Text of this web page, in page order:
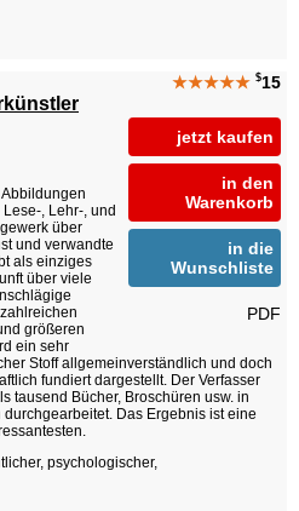
★★★★★ $15
jetzt kaufen
in den
Warenkorb
in die
Wunschliste
PDF
Abbildungen
, Lehr-, und
über
und verwandte
als einziges
über viele
größeren
ein sehr
Stoff allgemeinverständlich und doch
fundiert dargestellt. Der Verfasser
tausend Bücher, Broschüren usw. in
Das Ergebnis ist eine
psychologischer,